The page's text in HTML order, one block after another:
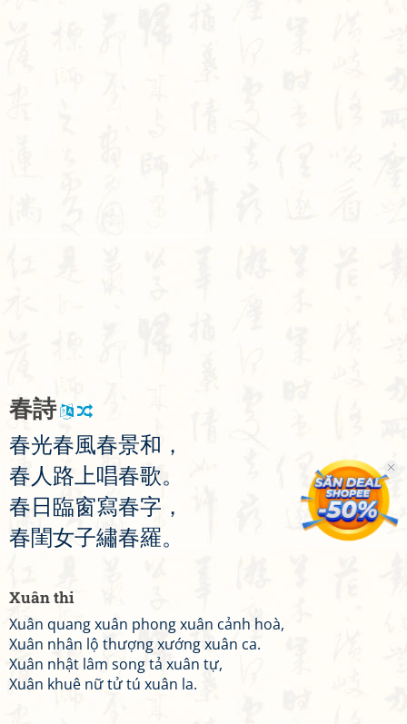
春詩
春光春風春景和 ，
春 人 路 上唱春歌。
春 日 臨窗寫春字 ，
春閨女子繡春羅。
Xuân thi
Xuân quang xuân phong xuân cảnh hoà,
Xuân nhân lộ thượng xướng xuân ca.
Xuân nhật lâm song tả xuân tự,
Xuân khuê nữ tử tú xuân la.